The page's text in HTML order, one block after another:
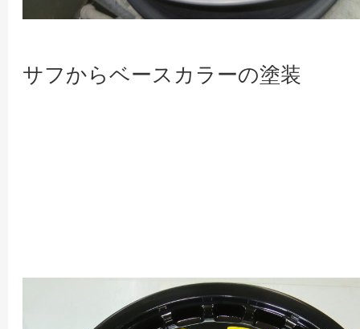
サフからベースカラーの塗装